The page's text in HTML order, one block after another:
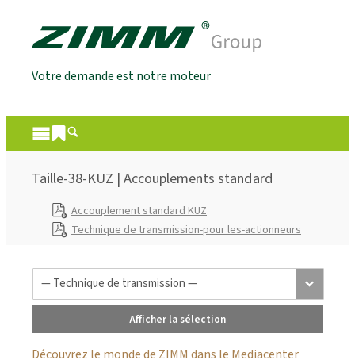
Votre demande est notre moteur
Taille-38-KUZ | Accouplements standard
Accouplement standard KUZ
Technique de transmission-pour les-actionneurs
Afficher la sélection
Découvrez le monde de ZIMM dans le Mediacenter